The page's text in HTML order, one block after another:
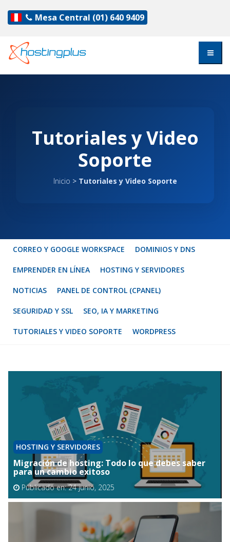
Mesa Central (01) 640 9409
Tutoriales y Video
Soporte
Inicio > Tutoriales y Video Soporte
CORREO Y GOOGLE WORKSPACE DOMINIOS Y DNS
EMPRENDER EN LÍNEA HOSTING Y SERVIDORES
NOTICIAS PANEL DE CONTROL (CPANEL)
SEGURIDAD Y SSL SEO, IA Y MARKETING
TUTORIALES Y VIDEO SOPORTE WORDPRESS
HOSTING Y SERVIDORES
Migración de hosting: Todo lo que debes saber
para un cambio exitoso
Publicado en:24 junio, 2025